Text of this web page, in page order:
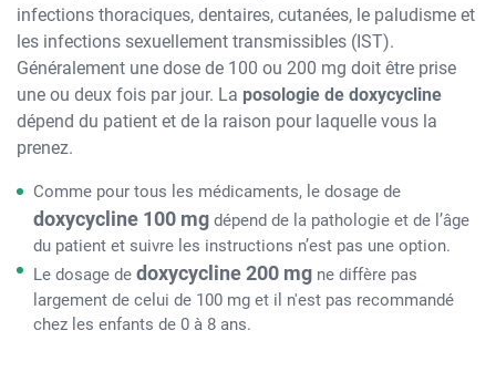
infections thoraciques, dentaires, cutanées, le paludisme et
les infections sexuellement transmissibles (IST).
Généralement une dose de 100 ou 200 mg doit être prise
une ou deux fois par jour. La posologie de doxycycline
dépend du patient et de la raison pour laquelle vous la
prenez.
Comme pour tous les médicaments, le dosage de
doxycycline 100 mg dépend de la pathologie et de l’âge
du patient et suivre les instructions n’est pas une option.
Le dosage de doxycycline 200 mg ne diffère pas
largement de celui de 100 mg et il n'est pas recommandé
chez les enfants de 0 à 8 ans.